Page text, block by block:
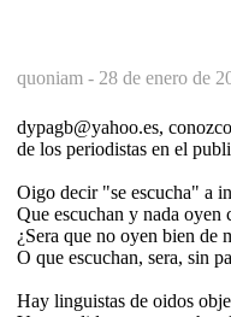
quoniam - 28 de enero de
dypagb@yahoo.es,
de los periodistas en el
Oigo decir "se escucha" a
Que escuchan y nada oyen
¿Sera que no oyen bien de
O que escuchan, sera, sin
Hay linguistas de oidos